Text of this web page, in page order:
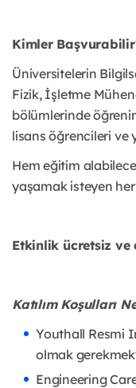
Kimler
Üniversitelerin
Fizik, İşletme
bölümlerinde
lisans öğrencileri ve
Hem eğitim
yaşamak isteyen
Etkinlik ücretsiz ve
Katılım Koşulları
Youthall Resmi
olmak
Engineering